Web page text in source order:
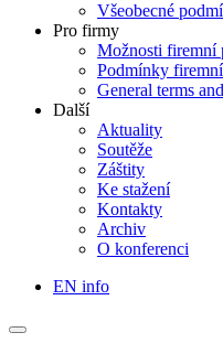
Všeobecné
Pro firmy
Možnosti firemní
Podmínky
General terms
Další
Aktuality
Soutěže
Záštity
Ke stažení
Kontakty
Archiv
O konferenci
EN info